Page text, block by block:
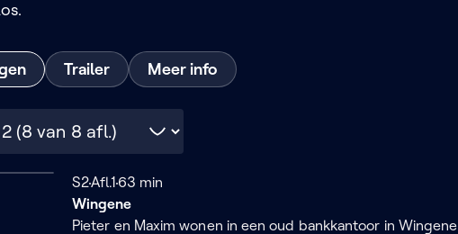
Trailer Meer info
Seizoen 2
S2Afl.1 63 minuten
63 min
Wingene
Pieter en Maxim wonen in een oud bankkantoor in Wingene